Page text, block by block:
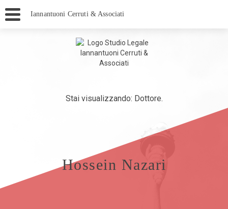
Iannantuoni Cerruti & Associati
Stai visualizzando: Dottore.
Hossein Nazari